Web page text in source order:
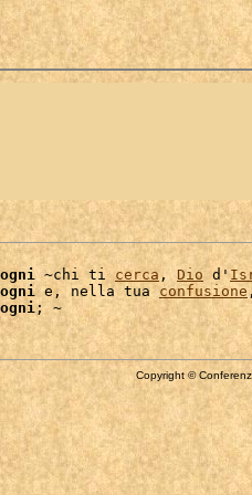
~chi ti cerca , Dio d'
e, nella tua confusione
Copyright ©